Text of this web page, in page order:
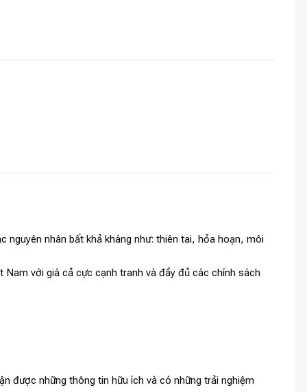
nhân bất khả kháng như: thiên tai, hỏa hoạn, môi
với giá cả cực cạnh tranh và đầy đủ các chính sách
được những thông tin hữu ích và có những trải nghiệm